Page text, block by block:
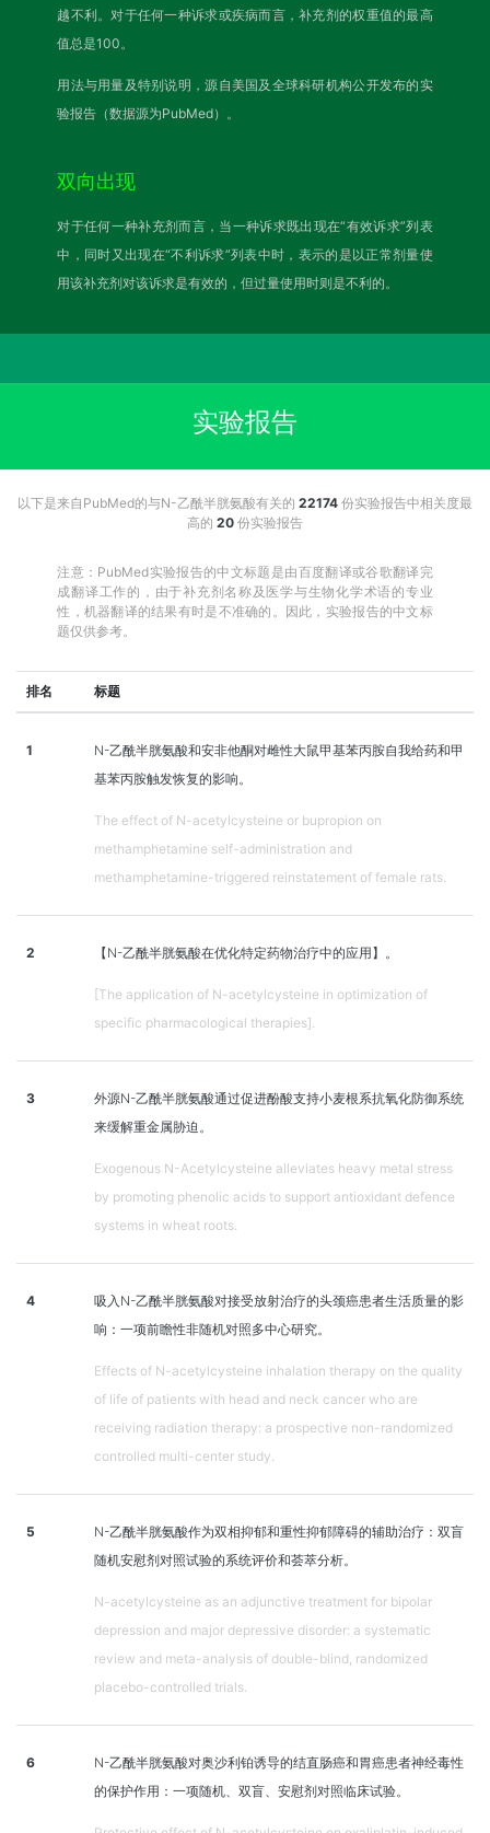
越不利。对于任何一种诉求或疾病而言，补充剂的权重值的最高
值总是100。
用法与用量及特别说明，源自美国及全球科研机构公开发布的实
验报告（数据源为PubMed）。
双向出现
对于任何一种补充剂而言，当一种诉求既出现在“有效诉求”列表
中，同时又出现在“不利诉求”列表中时，表示的是以正常剂量使
用该补充剂对该诉求是有效的，但过量使用时则是不利的。
实验报告
以下是来自PubMed的与N-乙酰半胱氨酸有关的 22174 份实验报告中相关度最
高的 20 份实验报告
注意：PubMed实验报告的中文标题是由百度翻译或谷歌翻译完
成翻译工作的，由于补充剂名称及医学与生物化学术语的专业
性，机器翻译的结果有时是不准确的。因此，实验报告的中文标
题仅供参考。
排名 标题
1
N-乙酰半胱氨酸和安非他酮对雌性大鼠甲基苯丙胺自我给药和甲
基苯丙胺触发恢复的影响。
The effect of N-acetylcysteine or bupropion on
methamphetamine self-administration and
methamphetamine-triggered reinstatement of female rats.
2 【N-乙酰半胱氨酸在优化特定药物治疗中的应用】。
[The application of N-acetylcysteine in optimization of
specific pharmacological therapies].
3
外源N-乙酰半胱氨酸通过促进酚酸支持小麦根系抗氧化防御系统
来缓解重金属胁迫。
Exogenous N-Acetylcysteine alleviates heavy metal stress
by promoting phenolic acids to support antioxidant defence
systems in wheat roots.
4
吸入N-乙酰半胱氨酸对接受放射治疗的头颈癌患者生活质量的影
响：一项前瞻性非随机对照多中心研究。
Effects of N-acetylcysteine inhalation therapy on the quality
of life of patients with head and neck cancer who are
receiving radiation therapy: a prospective non-randomized
controlled multi-center study.
5
N-乙酰半胱氨酸作为双相抑郁和重性抑郁障碍的辅助治疗：双盲
随机安慰剂对照试验的系统评价和荟萃分析。
N-acetylcysteine as an adjunctive treatment for bipolar
depression and major depressive disorder: a systematic
review and meta-analysis of double-blind, randomized
placebo-controlled trials.
6
N-乙酰半胱氨酸对奥沙利铂诱导的结直肠癌和胃癌患者神经毒性
的保护作用：一项随机、双盲、安慰剂对照临床试验。